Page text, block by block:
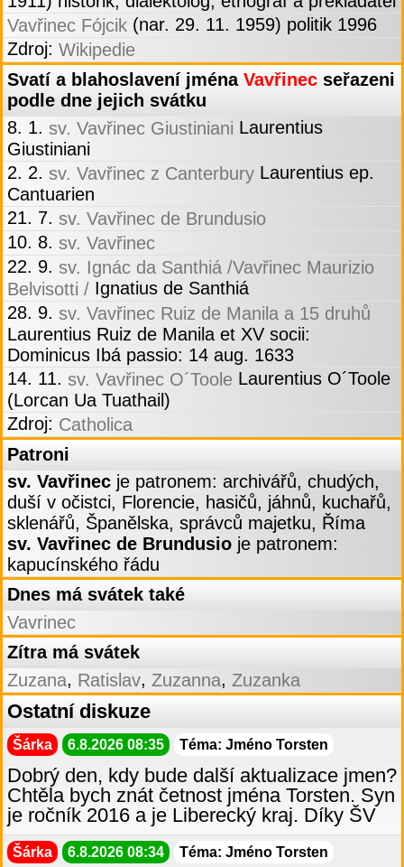
Vavřinec Fójcik (nar. 29. 11. 1959) politik 1996
Zdroj: Wikipedie
Svatí a blahoslavení jména Vavřinec seřazeni
podle dne jejich svátku
8. 1. sv. Vavřinec Giustiniani Laurentius
Giustiniani
2. 2. sv. Vavřinec z Canterbury Laurentius ep.
Cantuarien
21. 7. sv. Vavřinec de Brundusio
10. 8. sv. Vavřinec
22. 9. sv. Ignác da Santhiá /Vavřinec Maurizio
Belvisotti / Ignatius de Santhiá
28. 9. sv. Vavřinec Ruiz de Manila a 15 druhů
Laurentius Ruiz de Manila et XV socii:
Dominicus Ibá passio: 14 aug. 1633
14. 11. sv. Vavřinec O´Toole Laurentius O´Toole
(Lorcan Ua Tuathail)
Zdroj: Catholica
Patroni
sv. Vavřinec je patronem: archivářů, chudých,
duší v očistci, Florencie, hasičů, jáhnů, kuchařů,
sklenářů, Španělska, správců majetku, Říma
sv. Vavřinec de Brundusio je patronem:
kapucínského řádu
Dnes má svátek také
Vavrinec
Zítra má svátek
Zuzana, Ratislav, Zuzanna, Zuzanka
Ostatní diskuze
Šárka 6.8.2026 08:35 Téma: Jméno Torsten
Dobrý den, kdy bude další aktualizace jmen?
Chtěla bych znát četnost jména Torsten. Syn
je ročník 2016 a je Liberecký kraj. Díky ŠV
Šárka 6.8.2026 08:34 Téma: Jméno Torsten